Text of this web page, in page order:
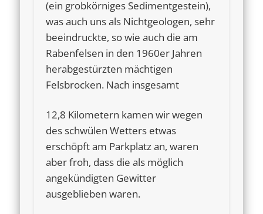
(ein grobkörniges Sedimentgestein),
was auch uns als Nichtgeologen, sehr
beeindruckte, so wie auch die am
Rabenfelsen in den 1960er Jahren
herabgestürzten mächtigen
Felsbrocken. Nach insgesamt
12,8 Kilometern kamen wir wegen
des schwülen Wetters etwas
erschöpft am Parkplatz an, waren
aber froh, dass die als möglich
angekündigten Gewitter
ausgeblieben waren.